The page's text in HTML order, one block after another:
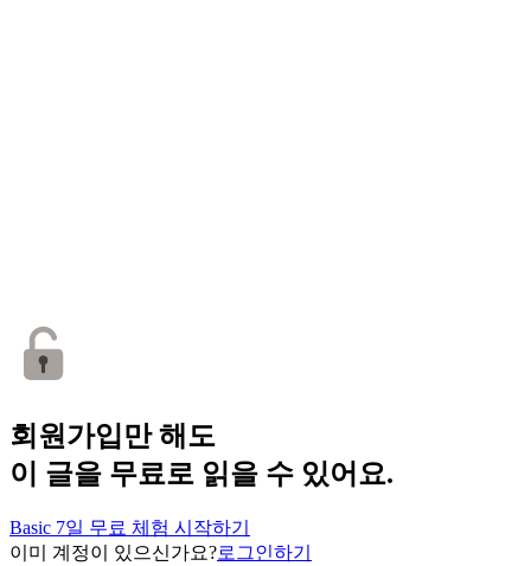
회원가입만 해도
이 글을 무료로 읽을 수 있어요.
Basic 7일 무료 체험 시작하기
이미 계정이 있으신가요?로그인하기